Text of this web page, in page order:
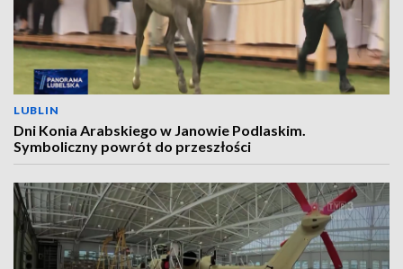
LUBLIN
Dni Konia Arabskiego w Janowie Podlaskim.
Symboliczny powrót do przeszłości